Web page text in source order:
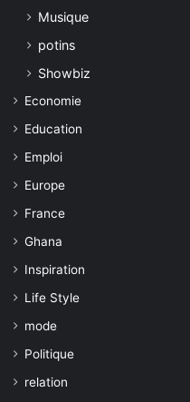
Musique
potins
Showbiz
Economie
Education
Emploi
Europe
France
Ghana
Inspiration
Life Style
mode
Politique
relation